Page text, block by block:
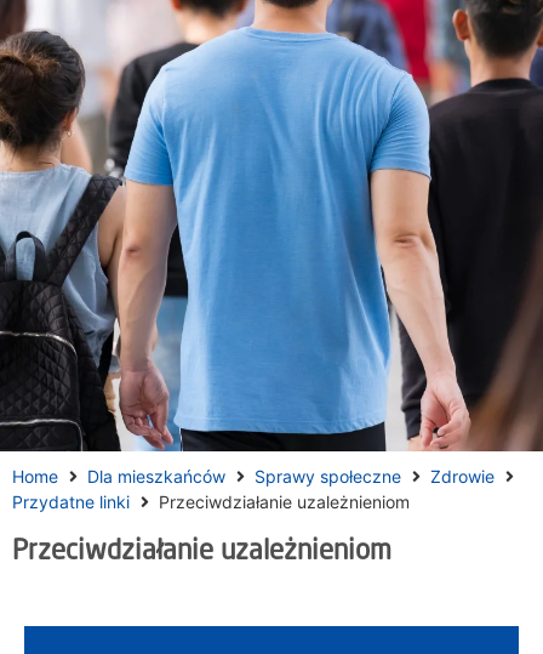
Home Dla mieszkańców Sprawy społeczne
Zdrowie
Przydatne linki
Przeciwdziałanie uzależnieniom
Przeciwdziałanie uzależnieniom